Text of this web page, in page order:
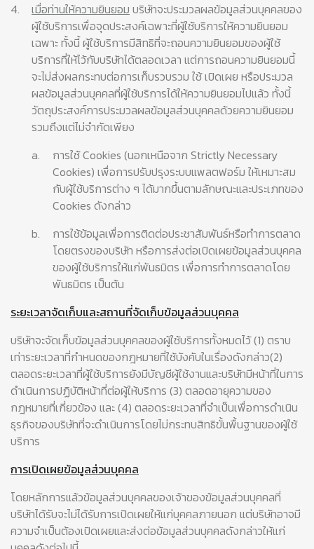
4.
เมื่อท่านให้ความยินยอม บริษัทจะประมวลผลข้อมูลส่วนบุคคลของ
ผู้ใช้บริการเพื่อจุดประสงค์เฉพาะที่ผู้ใช้บริการให้ความยินยอม
เฉพาะ ทั้งนี้ ผู้ใช้บริการมีสิทธิที่จะถอนความยินยอมของผู้ใช้
บริการที่ให้ไว้กับบริษัทได้ตลอดเวลา แต่การถอนความยินยอมนี้
จะไม่ส่งผลกระทบต่อการเก็บรวบรวม ใช้ เปิดเผย หรือประมวล
ผลข้อมูลส่วนบุคคลที่ผู้ใช้บริการได้ให้ความยินยอมไปแล้ว ทั้งนี้
วัตถุประสงค์การประมวลผลข้อมูลส่วนบุคคลด้วยความยินยอม
รวมถึงแต่ไม่จำกัดเพียง
a.
การใช้ Cookies (นอกเหนือจาก Strictly Necessary
Cookies) เพื่อการปรับปรุงระบบแพลตฟอร์ม ให้เหมาะสม
กับผู้ใช้บริการต่าง ๆ ได้มากขึ้นตามลักษณะและประเภทของ
Cookies ดังกล่าว
b.
การใช้ข้อมูลเพื่อการติดต่อประชาสัมพันธ์หรือทำการตลาด
โดยตรงของบริษัท หรือการส่งต่อเปิดเผยข้อมูลส่วนบุคคล
ของผู้ใช้บริการให้แก่พันธมิตร เพื่อการทำการตลาดโดย
พันธมิตร เป็นต้น
ระยะเวลาจัดเก็บและสถานที่จัดเก็บข้อมูลส่วนบุคคล
บริษัทจะจัดเก็บข้อมูลส่วนบุคคลของผู้ใช้บริการทั้งหมดไว้ (1) ตราบ
เท่าระยะเวลาที่กำหนดของกฎหมายที่ใช้บังคับในเรื่องดังกล่าว(2)
ตลอดระยะเวลาที่ผู้ใช้บริการยังมีบัญชีผู้ใช้งานและบริษัทมีหน้าที่ในการ
ดำเนินการปฏิบัติหน้าที่ต่อผู้ให้บริการ (3) ตลอดอายุความของ
กฎหมายที่เกี่ยวข้อง และ (4) ตลอดระยะเวลาที่จำเป็นเพื่อการดำเนิน
ธุรกิจของบริษัทที่จะดำเนินการโดยไม่กระทบสิทธิขั้นพื้นฐานของผู้ใช้
บริการ
การเปิดเผยข้อมูลส่วนบุคคล
โดยหลักการแล้วข้อมูลส่วนบุคคลของเจ้าของข้อมูลส่วนบุคคลที่
บริษัทได้รับจะไม่ได้รับการเปิดเผยให้แก่บุคคลภายนอก แต่บริษัทอาจมี
ความจำเป็นต้องเปิดเผยและส่งต่อข้อมูลส่วนบุคคลดังกล่าวให้แก่